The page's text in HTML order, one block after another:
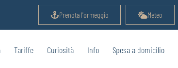
Prenota l'ormeggio Meteo
Tariffe Curiosità Info Spesa a domicilio